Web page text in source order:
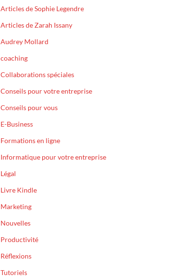
Articles de Sophie Legendre
Articles de Zarah Issany
Audrey Mollard
coaching
Collaborations spéciales
Conseils pour votre entreprise
Conseils pour vous
E-Business
Formations en ligne
Informatique pour votre entreprise
Légal
Livre Kindle
Marketing
Nouvelles
Productivité
Réflexions
Tutoriels